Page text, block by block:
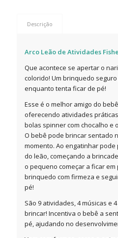
Descrição
Arco Leão de Atividades
Que acontece se apertar o
colorido! Um brinquedo
enquanto tenta ficar de pé!
Esse é o melhor amigo do
oferecendo atividades
bolas spinner com chocalho e
O bebê pode brincar sentado
momento. Ao engatinhar
do leão, começando a
o pequeno começar a ficar
brinquedo com firmeza e
pé!
São 9 atividades, 4 músicas e
brincar! Incentiva o bebê a
pé, ajudando no